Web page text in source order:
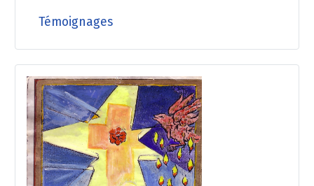
Témoignages